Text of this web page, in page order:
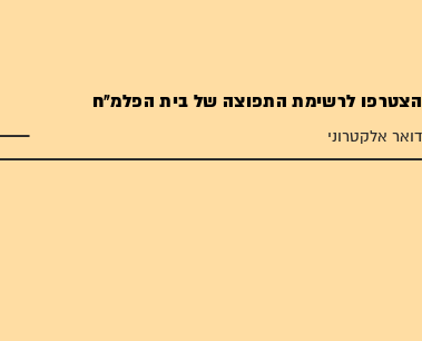
הצטרפו לרשימת התפוצה של בית הפלמ"ח